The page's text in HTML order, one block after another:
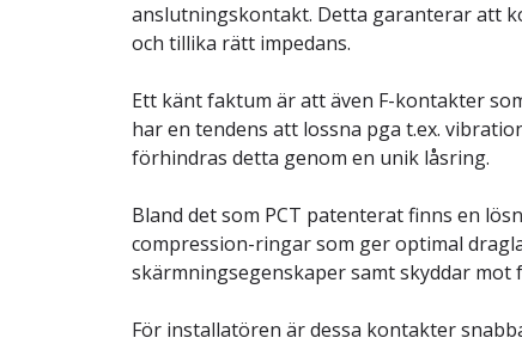
anslutningskontakt. Detta garanterar att
och tillika rätt impedans.
Ett känt faktum är att även F-kontakter
har en tendens att lossna pga t.ex.
förhindras detta genom en unik låsring.
Bland det som PCT patenterat finns en
compression-ringar som ger optimal
skärmningsegenskaper samt skyddar
För installatören är dessa kontakter